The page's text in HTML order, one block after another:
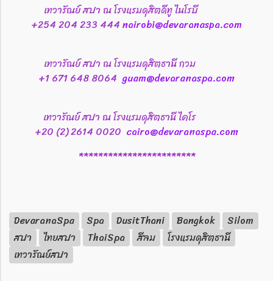
เทวารัณย์ สปา ณ โรงแรมดุสิตดีทู ไนโรบี
+254 204 233 444nairobi@devaranaspa.com
เทวารัณย์ สปา ณ โรงแรมดุสิตธานี กวม
+1 671 648 8064guam@devaranaspa.com
เทวารัณย์ สปา ณ โรงแรมดุสิตธานี ไคโร
+20 (2) 2614 0020 cairo@devaranaspa.com
************************
DevaranaSpa Spa DusitThani Bangkok
Silom
สปา
ไทยสปา ThaiSpa สีลม
โรงแรมดุสิตธานี
เทวารัณย์สปา